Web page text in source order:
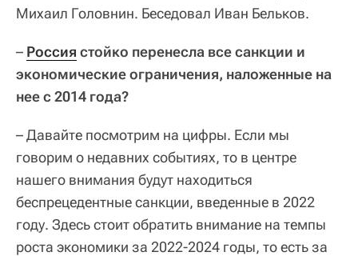
Михаил Головнин. Беседовал Иван Бельков.
– Россия стойко перенесла все санкции и
экономические ограничения, наложенные на
нее с 2014 года?
– Давайте посмотрим на цифры. Если мы
говорим о недавних событиях, то в центре
нашего внимания будут находиться
беспрецедентные санкции, введенные в 2022
году. Здесь стоит обратить внимание на темпы
роста экономики за 2022-2024 годы, то есть за